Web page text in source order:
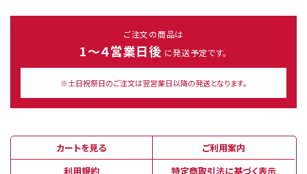
ご注文の商品は
1～４営業日後 に発送予定です。
※土日祝祭日のご注文は翌営業日以降の発送となります。
カートを見る
ご利用案内
利用規約
特定商取引法に基づく表示